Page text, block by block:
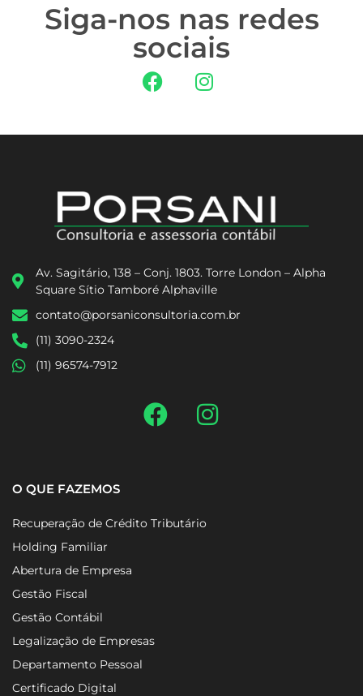
Siga-nos nas redes
sociais
Av. Sagitário, 138 – Conj. 1803. Torre London – Alpha
Square Sítio Tamboré Alphaville
contato@porsaniconsultoria.com.br
(11) 3090-2324
(11) 96574-7912
O QUE FAZEMOS
Recuperação de Crédito Tributário
Holding Familiar
Abertura de Empresa
Gestão Fiscal
Gestão Contábil
Legalização de Empresas
Departamento Pessoal
Certificado Digital